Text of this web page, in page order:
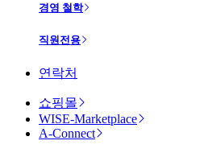
경영 철학
직원전용
연락처
쇼핑몰
WISE-Marketplace
A-Connect